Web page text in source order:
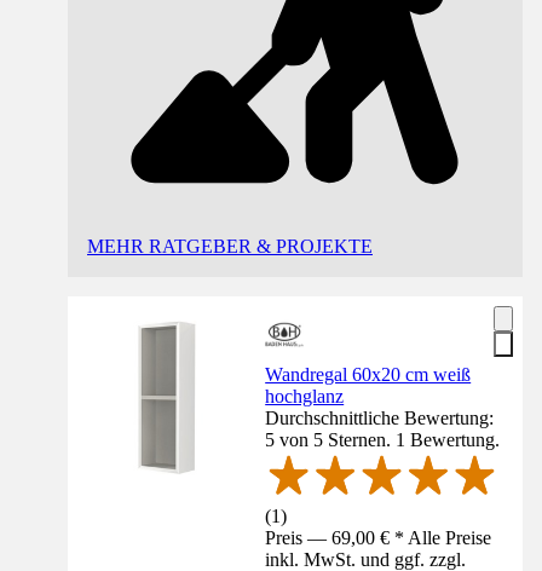
MEHR RATGEBER & PROJEKTE
Wandregal 60x20 cm weiß
hochglanz
Durchschnittliche Bewertung:
5 von 5 Sternen. 1 Bewertung.
(1)
Preis — 69,00 € * Alle Preise
inkl. MwSt. und ggf. zzgl.